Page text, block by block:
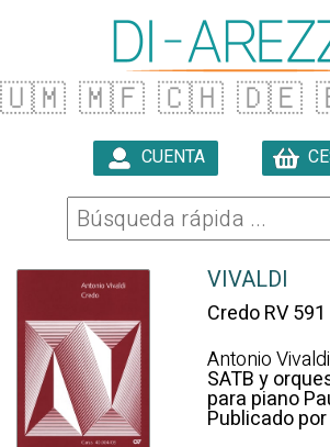
🇺🇲 🇲🇫 🇨🇭 🇩🇪
CUENTA
VIVALDI
Credo RV 591
Antonio Vivaldi
SATB y
para piano
Publicado